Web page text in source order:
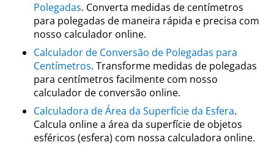
Polegadas. Converta medidas de centímetros
para polegadas de maneira rápida e precisa com
nosso calculador online.
Calculador de Conversão de Polegadas para
Centímetros. Transforme medidas de polegadas
para centímetros facilmente com nosso
calculador de conversão online.
Calculadora de Área da Superfície da Esfera.
Calcula online a área da superfície de objetos
esféricos (esfera) com nossa calculadora online.